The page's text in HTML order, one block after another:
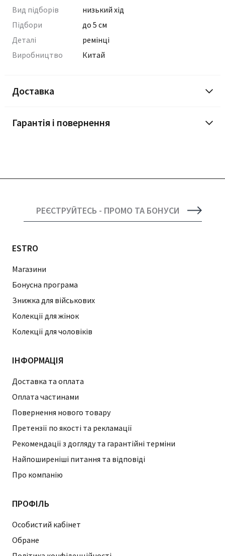
Вид підборів
низький хід
Підбори
до 5 см
Деталі
ремінці
Виробництво
Китай
Доставка
Гарантія і повернення
РЕЄСТРУЙТЕСЬ - ПРОМО ТА БОНУСИ
ESTRO
Магазини
Бонусна програма
Знижка для військових
Колекції для жінок
Колекції для чоловіків
ІНФОРМАЦІЯ
Доставка та оплата
Оплата частинами
Повернення нового товару
Претензії по якості та рекламації
Рекомендації з догляду та гарантійні терміни
Найпоширеніші питання та відповіді
Про компанію
ПРОФІЛЬ
Особистий кабінет
Обране